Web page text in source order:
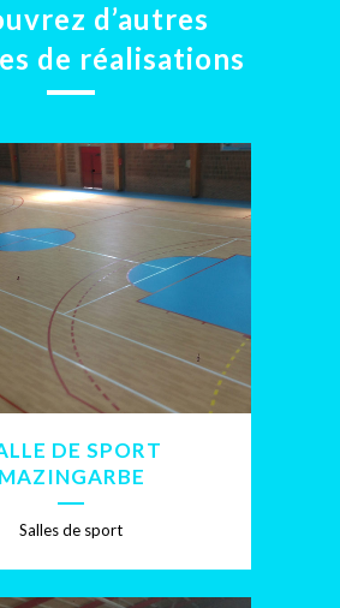
d’autres
de réalisations
DE SPORT
MAZINGARBE
Salles de sport